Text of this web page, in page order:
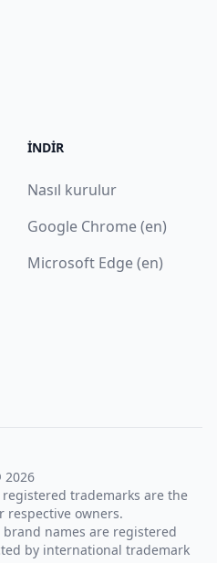
İNDIR
Nasıl kurulur
Google Chrome (en)
Microsoft Edge (en)
trademarks are the
respective owners.
names are registered
by international trademark